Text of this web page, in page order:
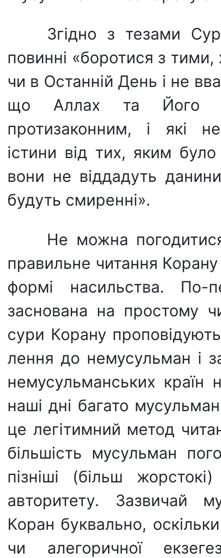
Згідно з тезами
повинні «боротися з тими,
чи в Останній День і не
що Аллах та Його
протизаконним, і які
істини від тих, яким
вони не віддадуть
будуть сми­ренні».
Не можна
правильне читання Ко­рану
формі насильства. По-
заснована на простому
сури Корану
лення до немусульман і
немусульманських країн
наші дні багато
це легітимний метод
більшість мусульман
пізніші (більш
авторитету. Зазви­чай
Коран буквально,
чи алегоричної